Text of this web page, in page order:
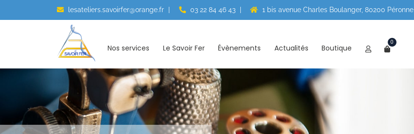
lesateliers.savoirfer@orange.fr 03 22 84 46 43 1 bis avenue Charles Boulanger, 80200 Péronne
Nos services Le Savoir Fer Évènements Actualités Boutique
0